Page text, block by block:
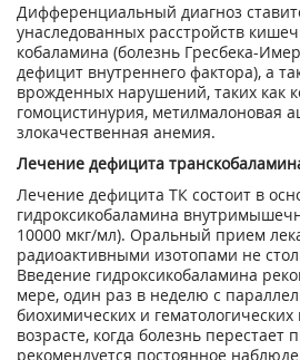
Дифференциальный диагноз
унаследованных расстройств
кобаламина (болезнь Гресбека-
дефицит внутреннего фактора), а
врожденных нарушений, таких как
гомоцистинурия, метилмалоновая
злокачественная анемия.
Лечение дефицита
Лечение дефицита ТК состоит в
гидроксикобаламина
10000 мкг/мл). Оральный прием
радиоактивными изотопами не
Введение гидроксикобаламина
мере, один раз в неделю с
биохимических и
возрасте, когда болезнь перестает
рекомендуется постоянное